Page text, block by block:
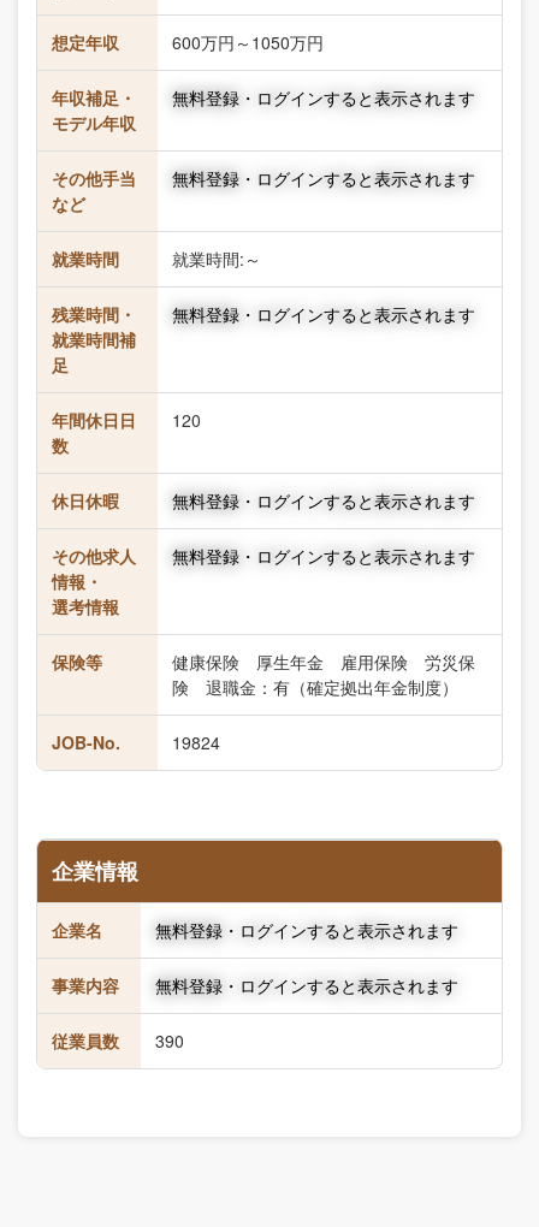
想定年収 600万円～1050万円
年収補足・
モデル年収
無料登録・ログインすると表示されます
その他手当
など
無料登録・ログインすると表示されます
就業時間 就業時間:～
残業時間・
就業時間補
足
無料登録・ログインすると表示されます
年間休日日
数
120
休日休暇 無料登録・ログインすると表示されます
その他求人
情報・
選考情報
無料登録・ログインすると表示されます
保険等
健康保険 厚生年金 雇用保険 労災保
険 退職金：有（確定拠出年金制度）
JOB-No. 19824
企業情報
企業名 無料登録・ログインすると表示されます
事業内容 無料登録・ログインすると表示されます
従業員数 390